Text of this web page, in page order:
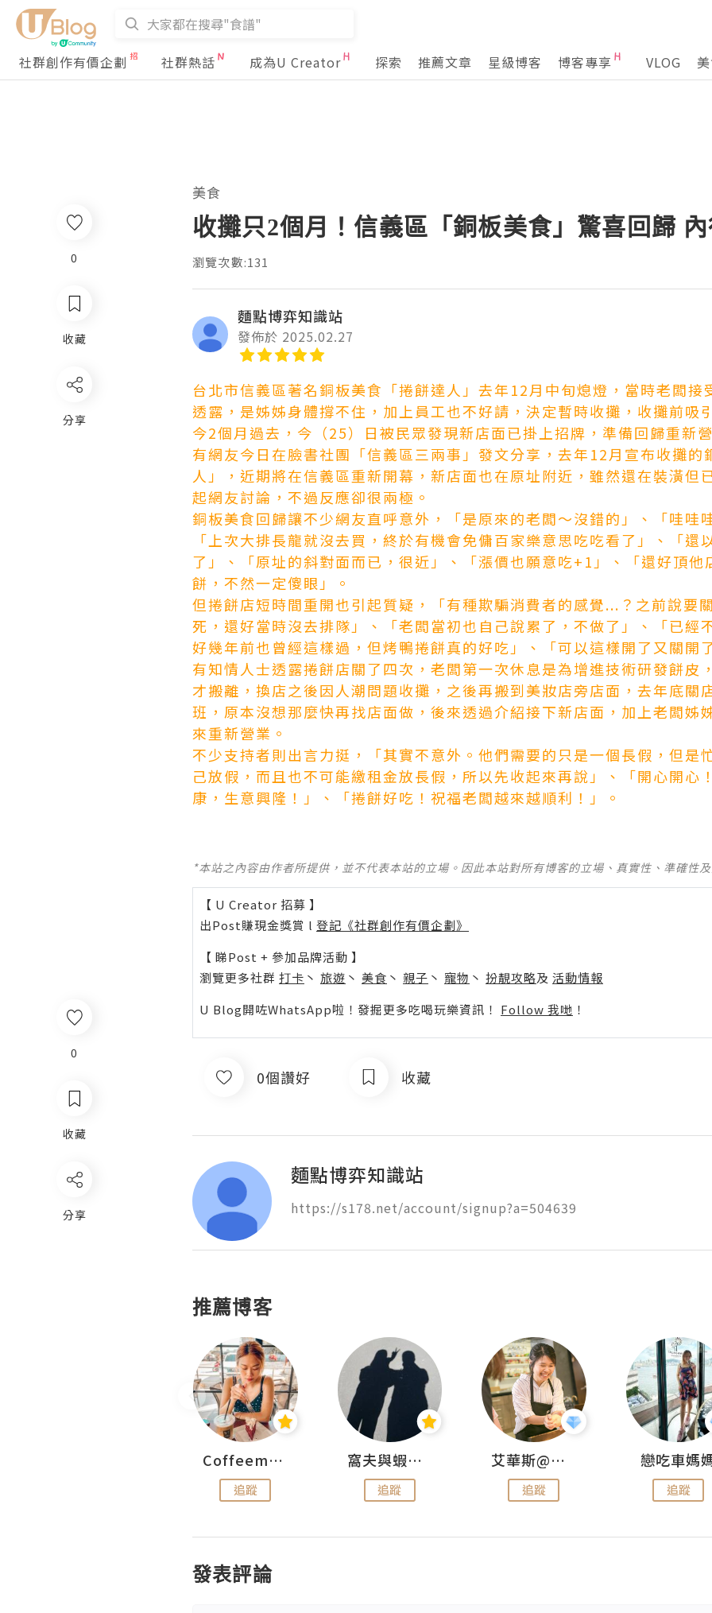
社群創作有價企劃 社群熱話 成為U Creator 探索 推薦文章 星級博客 博客專享 VLOG
0
收藏
分享
美食
收攤只2個月！信義區「銅板美食」驚喜回歸
瀏覽次數:131
麵點博弈知識站
發佈於 2025.02.27
台北市信義區著名銅板美食「捲餅達人」去年12月中旬熄燈，當時老闆接
透露，是姊姊身體撐不住，加上員工也不好請，決定暫時收攤，收攤前吸
今2個月過去，今（25）日被民眾發現新店面已掛上招牌，準備回歸重新
有網友今日在臉書社團「信義區三兩事」發文分享，去年12月宣布收攤的
人」，近期將在信義區重新開幕，新店面也在原址附近，雖然還在裝潢但
起網友討論，不過反應卻很兩極。
銅板美食回歸讓不少網友直呼意外，「是原來的老闆～沒錯的」、「哇哇
「上次大排長龍就沒去買，終於有機會免傭百家樂意思吃吃看了」、「還
了」、「原址的斜對面而已，很近」、「漲價也願意吃+1」、「還好頂他
餅，不然一定傻眼」。
但捲餅店短時間重開也引起質疑，「有種欺騙消費者的感覺...？之前說要
死，還好當時沒去排隊」、「老闆當初也自己說累了，不做了」、「已經
好幾年前也曾經這樣過，但烤鴨捲餅真的好吃」、「可以這樣開了又關
有知情人士透露捲餅店關了四次，老闆第一次休息是為增進技術研發餅皮
才搬離，換店之後因人潮問題收攤，之後再搬到美妝店旁店面，去年底關
班，原本沒想那麼快再找店面做，後來透過介紹接下新店面，加上老闆姊
來重新營業。
不少支持者則出言力挺，「其實不意外。他們需要的只是一個長假，但是
己放假，而且也不可能繳租金放長假，所以先收起來再說」、「開心開心
康，生意興隆！」、「捲餅好吃！祝福老闆越來越順利！」。
*本站之內容由作者所提供，並不代表本站的立場。因此本站對所有博客的立場、真實性、準確性
【 U Creator 招募 】
出Post賺現金獎賞 l 登記《社群創作有價企劃》
【 睇Post + 參加品牌活動 】
瀏覽更多社群 打卡 丶 旅遊 丶 美食 丶 親子 丶 寵物 丶 扮靚攻略及 活動情報
U Blog開咗WhatsApp啦！發掘更多吃喝玩樂資訊！ Follow 我哋 ！
0個讚好 收藏
麵點博弈知識站
https://s178.net/account/signup?a=504639
推薦博客
Coffeemeetjojo
追蹤
窩夫與蝦子餅
追蹤
艾華斯@鄭大小姐工房
追蹤
戀吃車媽
追蹤
發表評論
0
收藏
分享